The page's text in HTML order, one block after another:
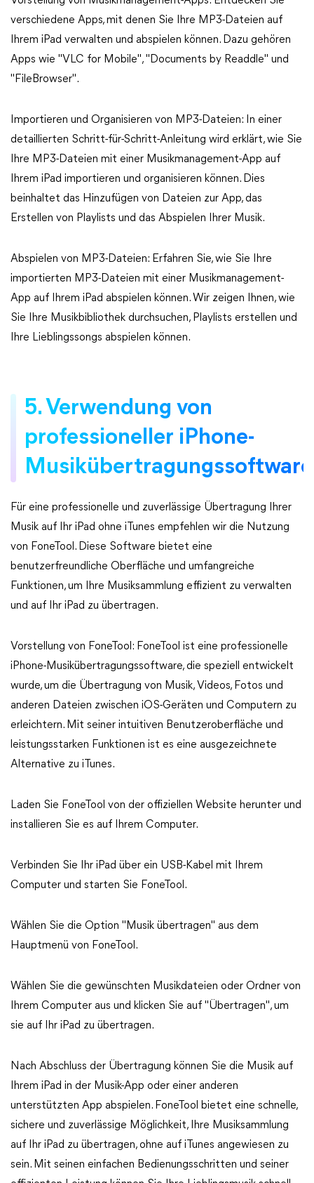
verschiedene Apps, mit denen Sie Ihre MP3-Dateien auf
Ihrem iPad verwalten und abspielen können. Dazu gehören
Apps wie "VLC for Mobile", "Documents by Readdle" und
"FileBrowser".
Importieren und Organisieren von MP3-Dateien: In einer
detaillierten Schritt-für-Schritt-Anleitung wird erklärt, wie Sie
Ihre MP3-Dateien mit einer Musikmanagement-App auf
Ihrem iPad importieren und organisieren können. Dies
beinhaltet das Hinzufügen von Dateien zur App, das
Erstellen von Playlists und das Abspielen Ihrer Musik.
Abspielen von MP3-Dateien: Erfahren Sie, wie Sie Ihre
importierten MP3-Dateien mit einer Musikmanagement-
App auf Ihrem iPad abspielen können. Wir zeigen Ihnen, wie
Sie Ihre Musikbibliothek durchsuchen, Playlists erstellen und
Ihre Lieblingssongs abspielen können.
5. Verwendung von
professioneller iPhone-
Musikübertragungssoftware
Für eine professionelle und zuverlässige Übertragung Ihrer
Musik auf Ihr iPad ohne iTunes empfehlen wir die Nutzung
von FoneTool. Diese Software bietet eine
benutzerfreundliche Oberfläche und umfangreiche
Funktionen, um Ihre Musiksammlung effizient zu verwalten
und auf Ihr iPad zu übertragen.
Vorstellung von FoneTool: FoneTool ist eine professionelle
iPhone-Musikübertragungssoftware, die speziell entwickelt
wurde, um die Übertragung von Musik, Videos, Fotos und
anderen Dateien zwischen iOS-Geräten und Computern zu
erleichtern. Mit seiner intuitiven Benutzeroberfläche und
leistungsstarken Funktionen ist es eine ausgezeichnete
Alternative zu iTunes.
Laden Sie FoneTool von der offiziellen Website herunter und
installieren Sie es auf Ihrem Computer.
Verbinden Sie Ihr iPad über ein USB-Kabel mit Ihrem
Computer und starten Sie FoneTool.
Wählen Sie die Option "Musik übertragen" aus dem
Hauptmenü von FoneTool.
Wählen Sie die gewünschten Musikdateien oder Ordner von
Ihrem Computer aus und klicken Sie auf "Übertragen", um
sie auf Ihr iPad zu übertragen.
Nach Abschluss der Übertragung können Sie die Musik auf
Ihrem iPad in der Musik-App oder einer anderen
unterstützten App abspielen. FoneTool bietet eine schnelle,
sichere und zuverlässige Möglichkeit, Ihre Musiksammlung
auf Ihr iPad zu übertragen, ohne auf iTunes angewiesen zu
sein. Mit seinen einfachen Bedienungsschritten und seiner